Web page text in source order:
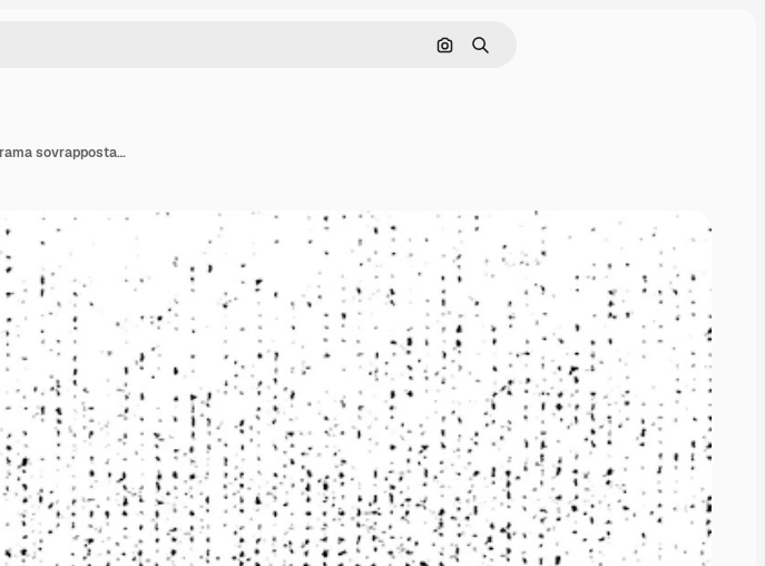
Cerca per immagine
Ricerca
Vettore di struttura urbana del grunge di semitono sottile. Trama sovrapposta in difficoltà. Priorità bassa del grunge.